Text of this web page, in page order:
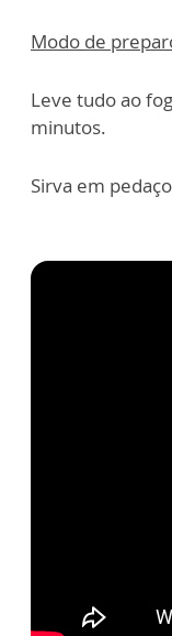
Modo de
Leve tudo ao
minutos.
Sirva em